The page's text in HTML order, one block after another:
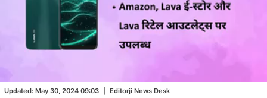
Updated: May 30, 2024 09:03 Editorji News Desk